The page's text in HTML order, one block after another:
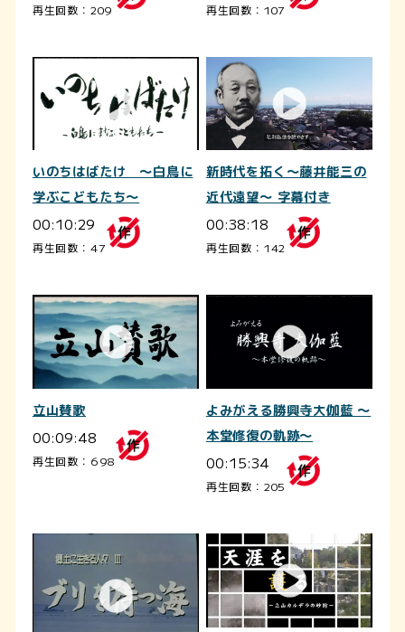
再生回数：209 再生回数：107
いのちはばたけ ～白鳥に
学ぶこどもたち～
00:10:29
再生回数：47
新時代を拓く～藤井能三の
近代遠望～ 字幕付き
00:38:18
再生回数：142
立山賛歌
00:09:48
再生回数：698
よみがえる勝興寺大伽藍 ～
本堂修復の軌跡～
00:15:34
再生回数：205